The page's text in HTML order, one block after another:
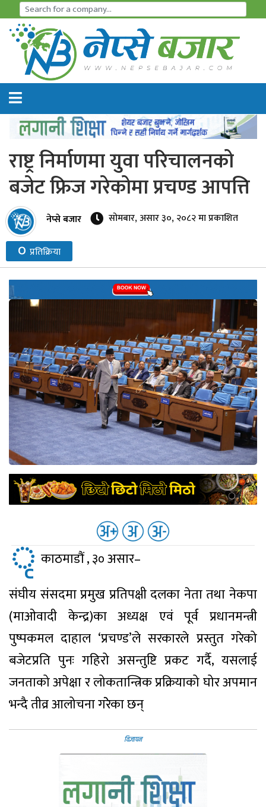
समाचार
अर्थतन्त्र
शेयर
आइ
पि
ओ
हाइड्रो
पावर
समाचार
बजार
बैंक-
वित्त
अन्य
राष्ट्र निर्माणमा युवा परिचालनको
बजेट फ्रिज गरेकोमा प्रचण्ड आपत्ति
नेप्से बजार सोमबार, असार ३०, २०८२ मा प्रकाशित
० प्रतिक्रिया
ृ काठमाडौं , ३० असार–
संघीय संसदमा प्रमुख प्रतिपक्षी दलका नेता तथा नेकपा
(माओवादी केन्द्र)का अध्यक्ष एवं पूर्व प्रधानमन्त्री
पुष्पकमल दाहाल ‘प्रचण्ड’ले सरकारले प्रस्तुत गरेको
बजेटप्रति पुनः गहिरो असन्तुष्टि प्रकट गर्दै, यसलाई
जनताको अपेक्षा र लोकतान्त्रिक प्रक्रियाको घोर अपमान
भन्दै तीव्र आलोचना गरेेका छन्